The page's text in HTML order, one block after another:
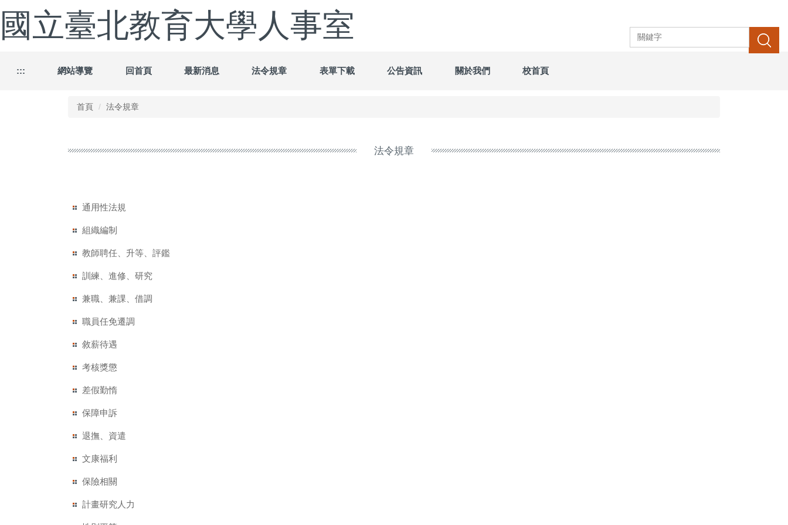
到
主
國立臺北教育大學人事室 搜尋
::: 網站導覽 回首頁 最新消息 法令規章 表單下載 公告資訊 關於我們 校首頁
首頁 法令規章
法令規章
通用性法規
組織編制
教師聘任、升等、評鑑
訓練、進修、研究
兼職、兼課、借調
職員任免遷調
敘薪待遇
考核獎懲
差假勤惰
保障申訴
退撫、資遣
文康福利
保險相關
計畫研究人力